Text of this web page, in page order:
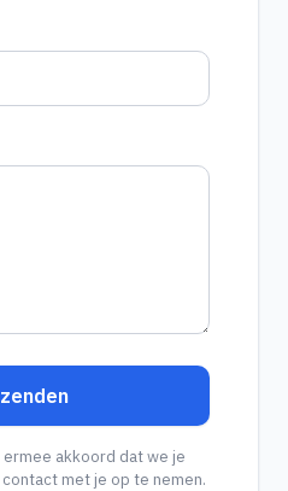
akkoord dat we je
met je op te nemen.